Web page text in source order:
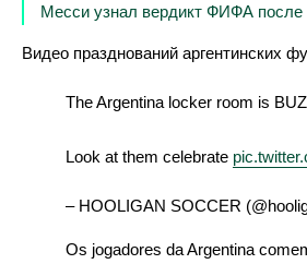
Месси узнал вердикт ФИФА после
Видео празднований аргентинских
The Argentina locker room is
Look at them celebrate
– HOOLIGAN SOCCER
Os jogadores da Argentina